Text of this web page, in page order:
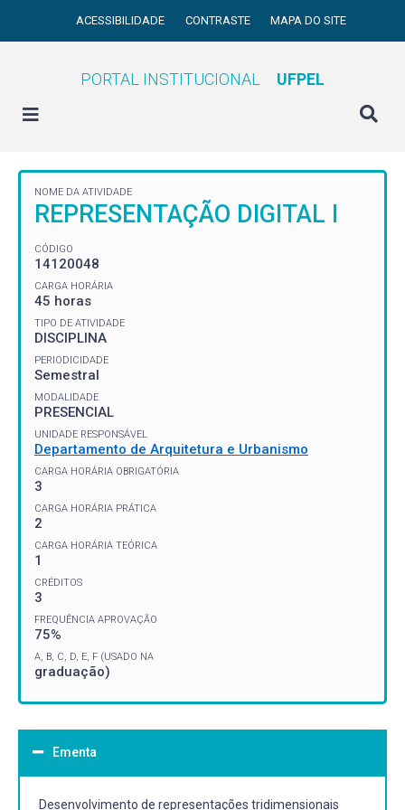
ACESSIBILIDADE CONTRASTE MAPA DO SITE
PORTAL INSTITUCIONAL UFPEL
NOME DA ATIVIDADE
REPRESENTAÇÃO DIGITAL I
CÓDIGO
14120048
CARGA HORÁRIA
45 horas
TIPO DE ATIVIDADE
DISCIPLINA
PERIODICIDADE
Semestral
MODALIDADE
PRESENCIAL
UNIDADE RESPONSÁVEL
Departamento de Arquitetura e Urbanismo
CARGA HORÁRIA OBRIGATÓRIA
3
CARGA HORÁRIA PRÁTICA
2
CARGA HORÁRIA TEÓRICA
1
CRÉDITOS
3
FREQUÊNCIA APROVAÇÃO
75%
A, B, C, D, E, F (USADO NA
graduação)
Ementa
Desenvolvimento de representações tridimensionais